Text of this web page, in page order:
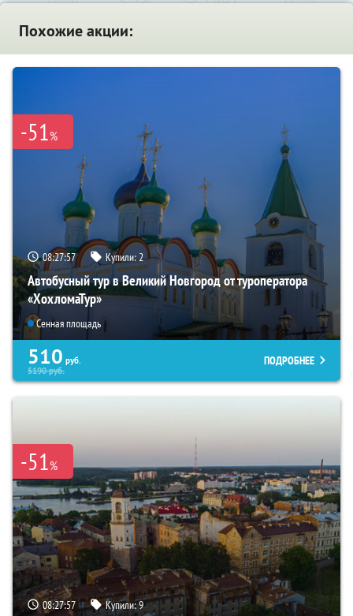
Похожие акции:
-51%
08:27:56 Купили:2
Автобусный тур в Великий Новгород от туроператора
«ХохломаТур»
Сенная площадь
510 руб.
5190руб.
ПОДРОБНЕЕ
-51%
08:27:56 Купили:9